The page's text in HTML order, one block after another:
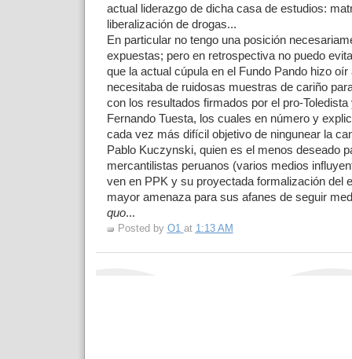
actual liderazgo de dicha casa de estudios:
liberalización de drogas...
En particular no tengo una posición
expuestas; pero en retrospectiva no puedo
que la actual cúpula en el Fundo Pando hizo oír
necesitaba de ruidosas muestras de cariño
con los resultados firmados por el pro-
Fernando Tuesta, los cuales en número y
cada vez más difícil objetivo de ningunear la
Pablo Kuczynski, quien es el menos deseado
mercantilistas peruanos (varios medios
ven en PPK y su proyectada formalización del
mayor amenaza para sus afanes de seguir
quo...
Posted by O1 at 1:13 AM